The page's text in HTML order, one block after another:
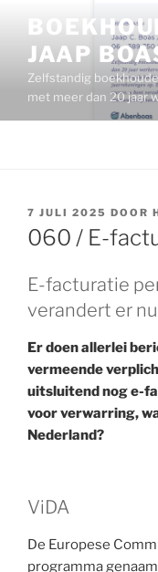
inhoud
JAAP
Zelfstandig
met meer dan 20 jaar
GEPLAATST
OP
7 JULI 2025 DOOR
060 / E-
E-facturatie
verandert er
Er doen allerlei
vermeende
uitsluitend nog e-
voor verwarring,
Nederland?
ViDA
De Europese
programma